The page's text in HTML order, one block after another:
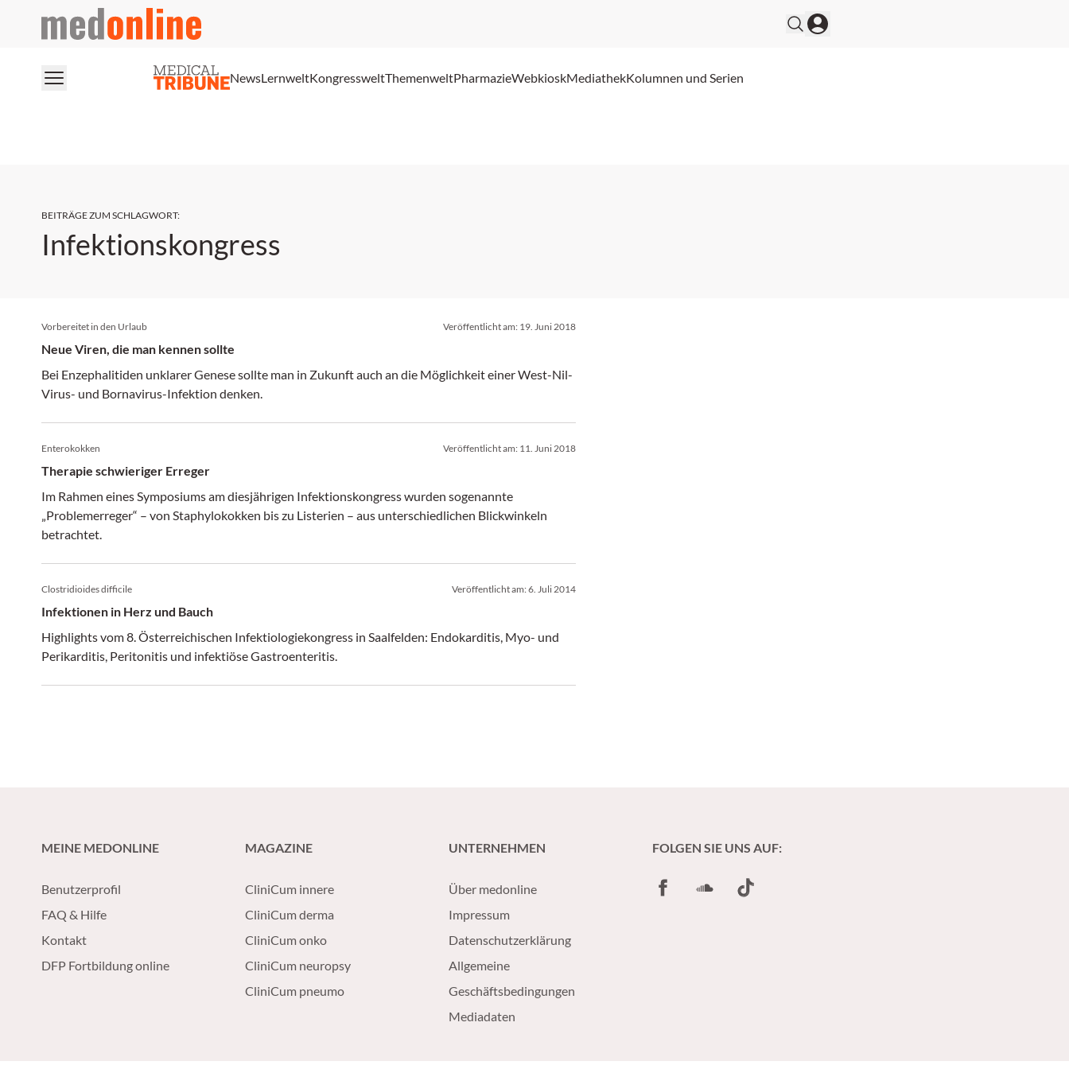
medonline
NewsLernweltKongressweltThemenweltPharmazieWebkioskMediathekKolumnen und Serien
BEITRÄGE ZUM SCHLAGWORT:
Infektionskongress
Vorbereitet in den Urlaub Veröffentlicht am: 19. Juni 2018
Neue Viren, die man kennen sollte
Bei Enzephalitiden unklarer Genese sollte man in Zukunft auch an die Möglichkeit einer West-Nil-
Virus- und Bornavirus-Infektion denken.
Enterokokken Veröffentlicht am: 11. Juni 2018
Therapie schwieriger Erreger
Im Rahmen eines Symposiums am diesjährigen Infektionskongress wurden sogenannte
„Problemerreger“ – von Staphylokokken bis zu Listerien – aus unterschiedlichen Blickwinkeln
betrachtet.
Clostridioides difficile Veröffentlicht am:6. Juli 2014
Infektionen in Herz und Bauch
Highlights vom 8. Österreichischen Infektiologiekongress in Saalfelden: Endokarditis, Myo- und
Perikarditis, Peritonitis und infektiöse Gastroenteritis.
MEINE MEDONLINE
Benutzerprofil
FAQ & Hilfe
Kontakt
DFP Fortbildung online
MAGAZINE
CliniCum innere
CliniCum derma
CliniCum onko
CliniCum neuropsy
CliniCum pneumo
UNTERNEHMEN
Über medonline
Impressum
Datenschutzerklärung
Allgemeine
Geschäftsbedingungen
Mediadaten
FOLGEN SIE UNS AUF:
FacebookSoundCloud
TikTok